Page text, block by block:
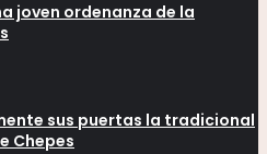
joven ordenanza de la
sus puertas la tradicional
Chepes